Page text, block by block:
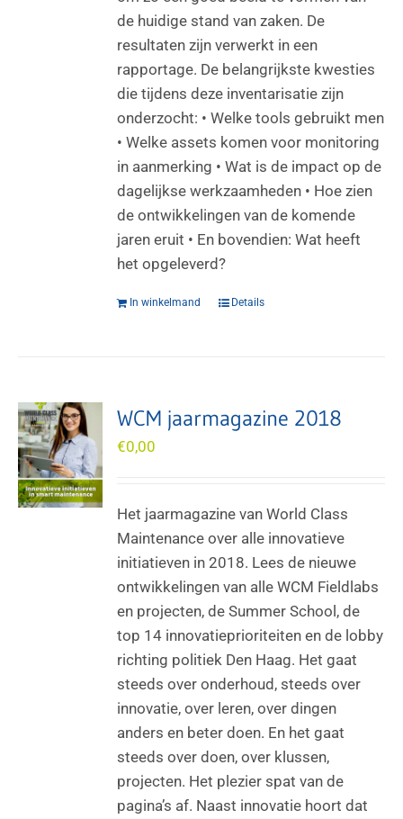
de huidige stand van zaken. De
resultaten zijn verwerkt in een
rapportage. De belangrijkste kwesties
die tijdens deze inventarisatie zijn
onderzocht: • Welke tools gebruikt men
• Welke assets komen voor monitoring
in aanmerking • Wat is de impact op de
dagelijkse werkzaamheden • Hoe zien
de ontwikkelingen van de komende
jaren eruit • En bovendien: Wat heeft
het opgeleverd?
In winkelmand Details
WCM jaarmagazine 2018
€0,00
Het jaarmagazine van World Class
Maintenance over alle innovatieve
initiatieven in 2018. Lees de nieuwe
ontwikkelingen van alle WCM Fieldlabs
en projecten, de Summer School, de
top 14 innovatieprioriteiten en de lobby
richting politiek Den Haag. Het gaat
steeds over onderhoud, steeds over
innovatie, over leren, over dingen
anders en beter doen. En het gaat
steeds over doen, over klussen,
projecten. Het plezier spat van de
pagina’s af. Naast innovatie hoort dat